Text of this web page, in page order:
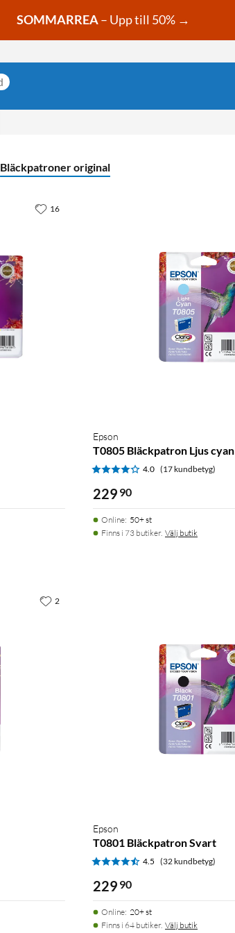
SOMMARREA– Upp till 50% →
Bläckpatroner original
16
Epson
T0805 Bläckpatron Ljus cyan
4.0 (17 kundbetyg)
229 90
Online: 50+ st
Finns i 73 butiker. Välj butik
2
Epson
T0801 Bläckpatron Svart
4.5 (32 kundbetyg)
229 90
Online: 20+ st
Finns i 64 butiker. Välj butik